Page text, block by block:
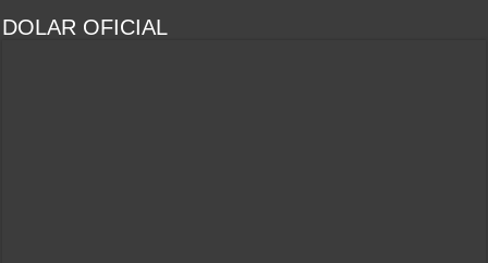
DOLAR OFICIAL